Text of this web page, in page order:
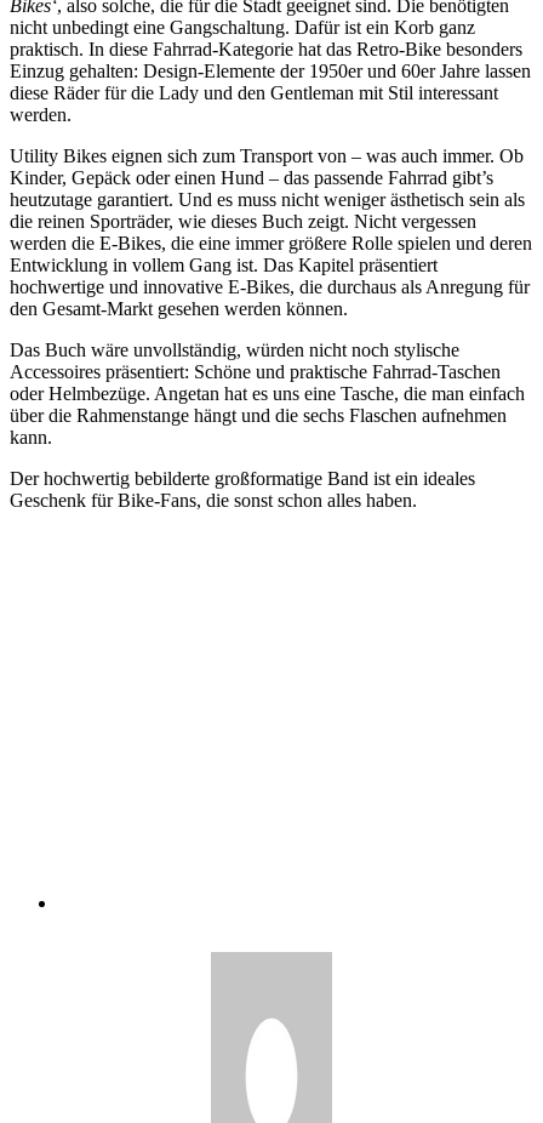
Bikes‘, also solche, die für die Stadt geeignet sind. Die benötigten
nicht unbedingt eine Gangschaltung. Dafür ist ein Korb ganz
praktisch. In diese Fahrrad-Kategorie hat das Retro-Bike besonders
Einzug gehalten: Design-Elemente der 1950er und 60er Jahre lassen
diese Räder für die Lady und den Gentleman mit Stil interessant
werden.
Utility Bikes eignen sich zum Transport von – was auch immer. Ob
Kinder, Gepäck oder einen Hund – das passende Fahrrad gibt’s
heutzutage garantiert. Und es muss nicht weniger ästhetisch sein als
die reinen Sporträder, wie dieses Buch zeigt. Nicht vergessen
werden die E-Bikes, die eine immer größere Rolle spielen und deren
Entwicklung in vollem Gang ist. Das Kapitel präsentiert
hochwertige und innovative E-Bikes, die durchaus als Anregung für
den Gesamt-Markt gesehen werden können.
Das Buch wäre unvollständig, würden nicht noch stylische
Accessoires präsentiert: Schöne und praktische Fahrrad-Taschen
oder Helmbezüge. Angetan hat es uns eine Tasche, die man einfach
über die Rahmenstange hängt und die sechs Flaschen aufnehmen
kann.
Der hochwertig bebilderte großformatige Band ist ein ideales
Geschenk für Bike-Fans, die sonst schon alles haben.